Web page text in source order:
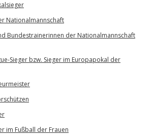
Nationalmannschaft
Bundestrainerinnen der Nationalmannschaft
Sieger bzw. Sieger im Europapokal der
im Fußball der Frauen